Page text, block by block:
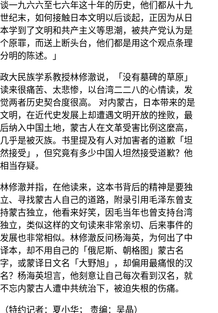
谈一九六六至七六年这十年的历史，他们都从十九
世纪末，如何接触日本文明以后谈起，正因为从日
本学到了文明和共产主义等思潮，被共产党认为是
个原罪，而送上断头台，他们都是用这个观点条理
分明的陈述。」
政大民族学系教授林修澈说，「没有墓碑的草原」
读来很痛苦、太悲惨，以台湾二二八的心情读，发
觉两者历史契合度很高。 对内蒙古，日本带来的是
文明，在近代史发展上却遭遇文明开放的挫败，最
后纳入中国土地，蒙古人在文革受害比例这麼高，
几乎是被灭族。书里提及有人对加害者的道歉「坦
然接受」，但究竟有多少中国人坦然接受道歉？他
相当存疑。
林修澈并指，在他读来，这本书背后的精神是要独
立、寻找蒙古人自己的道路，附录引用毛泽东曾支
持蒙古独立，他看来好笑，因毛当年也曾支持台湾
独立，类似这样的文句读来非常亲切、后来事件的
发展也非常相似。林修澈反问杨海英，为何出了中
译本，却不用自己的「俄尼斯、朝格图」蒙古名
字，或蒙译日文名「大野旭」，却偏用最痛恨的汉
名？杨海英坦言，他刻意让自己每次看到汉名，就
不忘内蒙古人遭中共统治下，被迫失根的伤痛。
（特约记者：夏小华； 责编：吴晶）